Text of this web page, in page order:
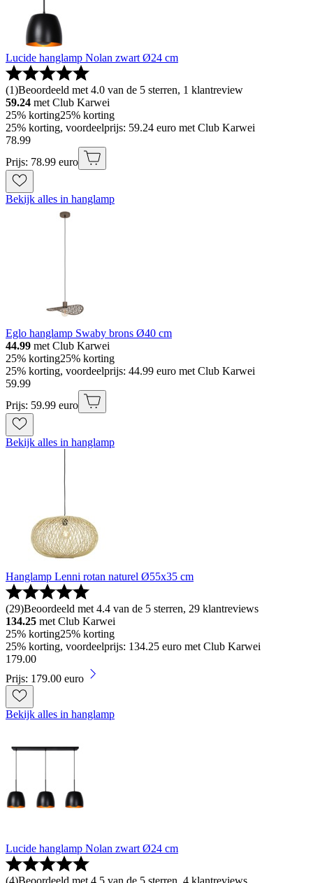
Lucide hanglamp Nolan zwart Ø24 cm
(1)Beoordeeld met 4.0 van de 5 sterren, 1 klantreview
59.24 met Club Karwei
25% korting25% korting
25% korting, voordeelprijs: 59.24 euro met Club Karwei
78.99
Prijs: 78.99 euro
Bekijk alles in hanglamp
Eglo hanglamp Swaby brons Ø40 cm
44.99 met Club Karwei
25% korting25% korting
25% korting, voordeelprijs: 44.99 euro met Club Karwei
59.99
Prijs: 59.99 euro
Bekijk alles in hanglamp
Hanglamp Lenni rotan naturel Ø55x35 cm
(29)Beoordeeld met 4.4 van de 5 sterren, 29 klantreviews
134.25 met Club Karwei
25% korting25% korting
25% korting, voordeelprijs: 134.25 euro met Club Karwei
179.00
Prijs: 179.00 euro
Bekijk alles in hanglamp
Lucide hanglamp Nolan zwart Ø24 cm